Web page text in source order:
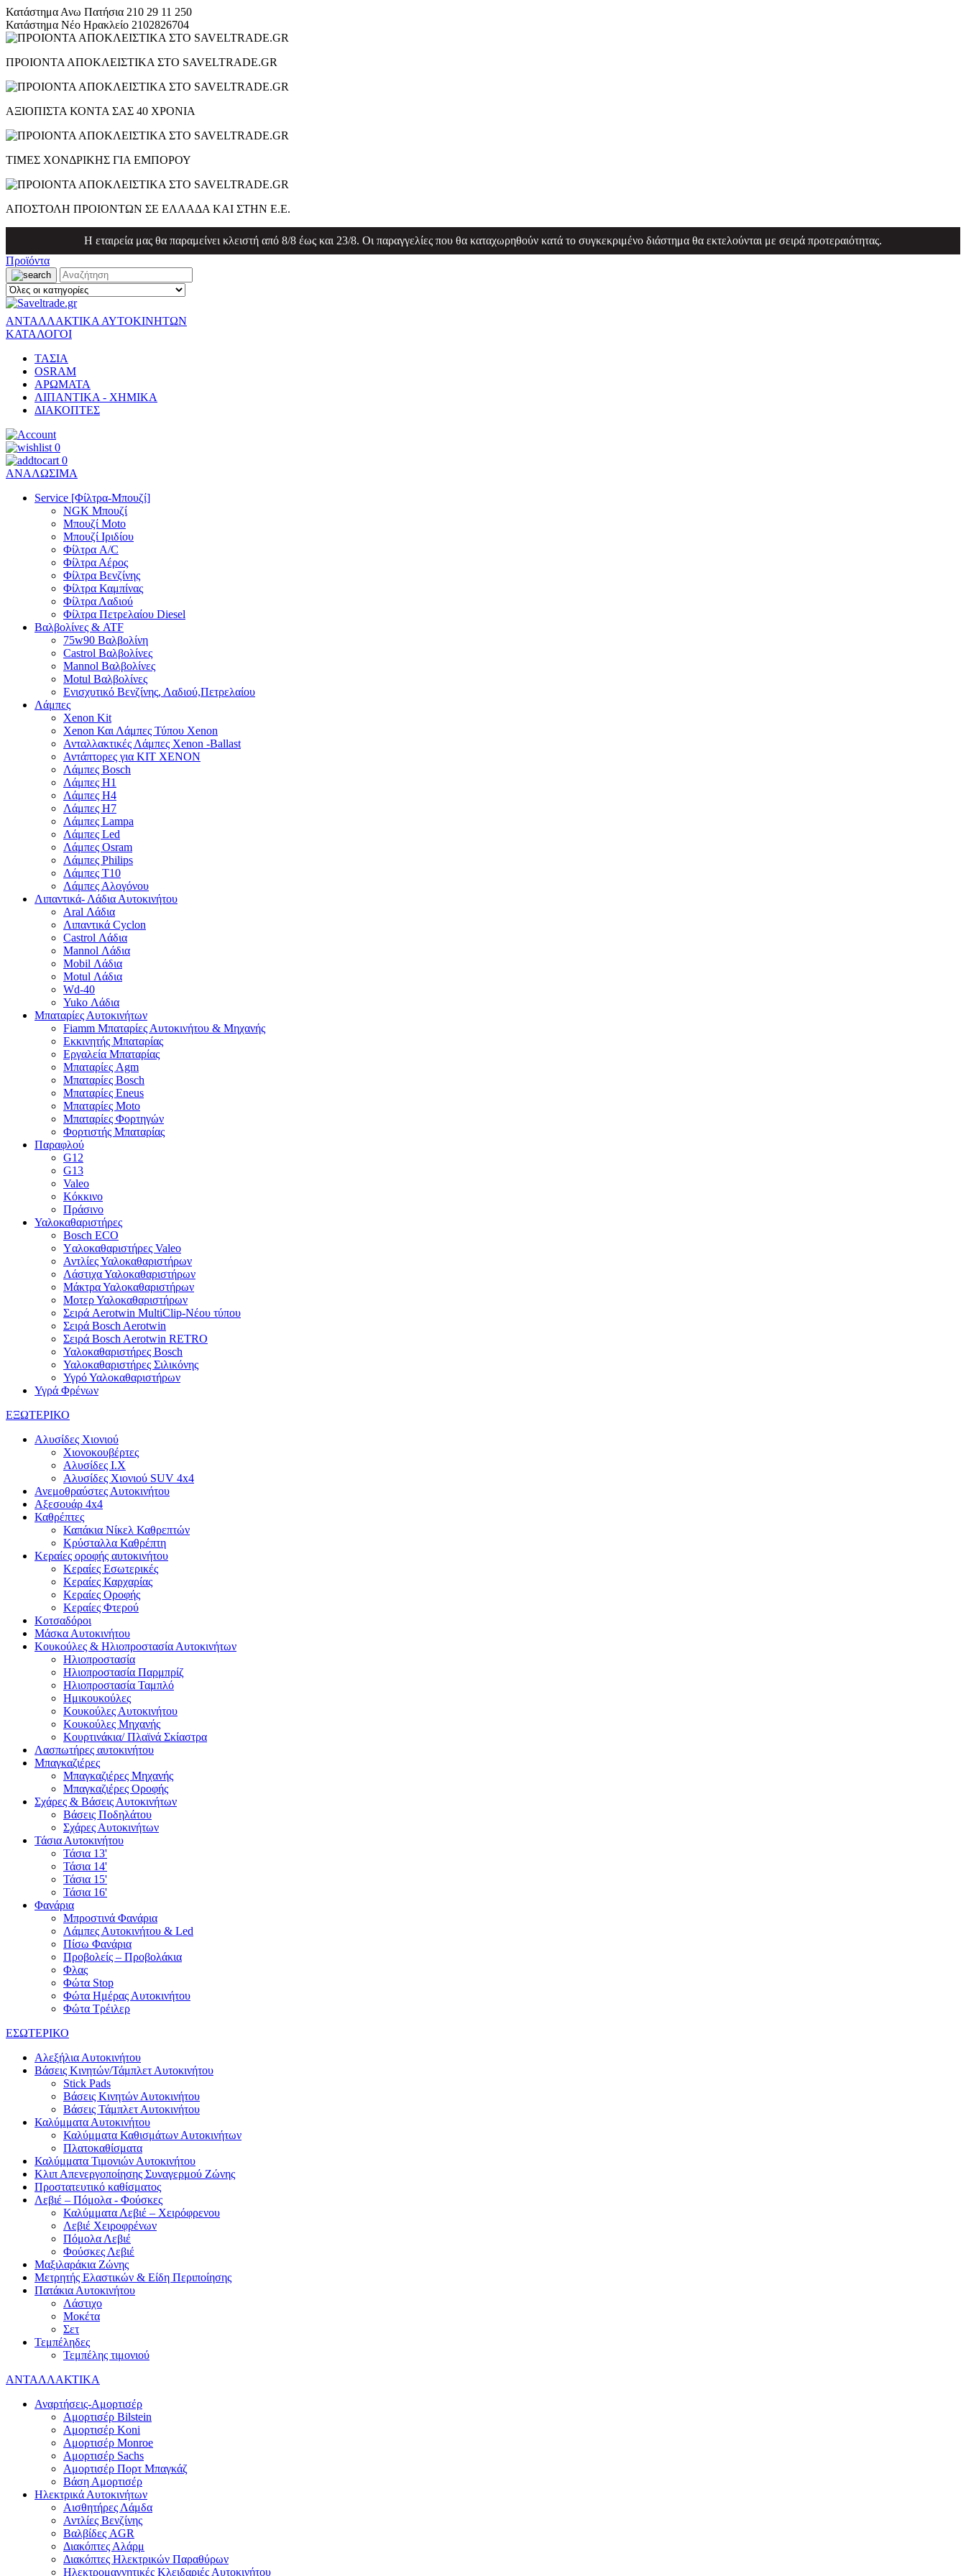
Κατάστημα Ανω Πατήσια 210 29 11 250
Κατάστημα Νέο Ηρακλείο 2102826704
ΠΡΟΙΟΝΤΑ ΑΠΟΚΛΕΙΣΤΙΚΑ ΣΤΟ SAVELTRADE.GR
ΑΞΙΟΠΙΣΤΑ ΚΟΝΤΑ ΣΑΣ 40 ΧΡΟΝΙΑ
ΤΙΜΕΣ ΧΟΝΔΡΙΚΗΣ ΓΙΑ ΕΜΠΟΡΟΥ
ΑΠΟΣΤΟΛΗ ΠΡΟΙΟΝΤΩΝ ΣΕ ΕΛΛΑΔΑ ΚΑΙ ΣΤΗΝ Ε.Ε.
Η εταιρεία μας θα παραμείνει κλειστή από 8/8 έως και 23/8. Οι παραγγελίες που θα καταχωρηθούν κατά το συγκεκριμένο διάστημα θα εκτελούνται με σειρά προτεραιότητας.
Προϊόντα
ΑΝΤΑΛΛΑΚΤΙΚΑ ΑΥΤΟΚΙΝΗΤΩΝ
ΚΑΤΑΛΟΓΟΙ
ΤΑΣΙΑ
OSRAM
ΑΡΩΜΑΤΑ
ΛΙΠΑΝΤΙΚΑ - ΧΗΜΙΚΑ
ΔΙΑΚΟΠΤΕΣ
0
0
ΑΝΑΛΩΣΙΜΑ
Service [Φίλτρα-Μπουζί]
NGK Μπουζί
Μπουζί Moto
Μπουζί Ιριδίου
Φίλτρα A/C
Φίλτρα Αέρος
Φίλτρα Βενζίνης
Φίλτρα Καμπίνας
Φίλτρα Λαδιού
Φίλτρα Πετρελαίου Diesel
Βαλβολίνες & ATF
75w90 Βαλβολίνη
Castrol Βαλβολίνες
Mannol Βαλβολίνες
Motul Βαλβολίνες
Ενισχυτικό Βενζίνης, Λαδιού,Πετρελαίου
Λάμπες
Xenon Kit
Xenon Και Λάμπες Τύπου Xenon
Ανταλλακτικές Λάμπες Xenon -Ballast
Αντάπτορες για ΚΙΤ ΧΕΝΟΝ
Λάμπες Bosch
Λάμπες H1
Λάμπες H4
Λάμπες H7
Λάμπες Lampa
Λάμπες Led
Λάμπες Osram
Λάμπες Philips
Λάμπες T10
Λάμπες Αλογόνου
Λιπαντικά- Λάδια Αυτοκινήτου
Aral Λάδια
Λιπαντικά Cyclon
Castrol Λάδια
Mannol Λάδια
Mobil Λάδια
Motul Λάδια
Wd-40
Yuko Λάδια
Μπαταρίες Αυτοκινήτων
Fiamm Μπαταρίες Αυτοκινήτου & Μηχανής
Εκκινητής Μπαταρίας
Εργαλεία Μπαταρίας
Μπαταρίες Agm
Μπαταρίες Bosch
Μπαταρίες Eneus
Μπαταρίες Moto
Μπαταρίες Φορτηγών
Φορτιστής Μπαταρίας
Παραφλού
G12
G13
Valeo
Κόκκινο
Πράσινο
Υαλοκαθαριστήρες
Bosch ECO
Yαλοκαθαριστήρες Valeo
Αντλίες Υαλοκαθαριστήρων
Λάστιχα Υαλοκαθαριστήρων
Μάκτρα Υαλοκαθαριστήρων
Μοτερ Υαλοκαθαριστήρων
Σειρά Aerotwin MultiClip-Νέου τύπου
Σειρά Bosch Aerotwin
Σειρά Bosch Aerotwin RETRO
Υαλοκαθαριστήρες Bosch
Υαλοκαθαριστήρες Σιλικόνης
Υγρό Υαλοκαθαριστήρων
Υγρά Φρένων
ΕΞΩΤΕΡΙΚΟ
Αλυσίδες Χιονιού
Χιονοκουβέρτες
Αλυσίδες I.X
Αλυσίδες Χιονιού SUV 4x4
Ανεμοθραύστες Αυτοκινήτου
Αξεσουάρ 4x4
Καθρέπτες
Καπάκια Νίκελ Καθρεπτών
Κρύσταλλα Καθρέπτη
Κεραίες οροφής αυτοκινήτου
Κεραίες Εσωτερικές
Κεραίες Καρχαρίας
Κεραίες Οροφής
Κεραίες Φτερού
Κοτσαδόροι
Μάσκα Αυτοκινήτου
Κουκούλες & Ηλιοπροστασία Αυτοκινήτων
Ηλιοπροστασία
Ηλιοπροστασία Παρμπρίζ
Ηλιοπροστασία Ταμπλό
Ημικουκούλες
Κουκούλες Αυτοκινήτου
Κουκούλες Μηχανής
Κουρτινάκια/ Πλαϊνά Σκίαστρα
Λασπωτήρες αυτοκινήτου
Μπαγκαζιέρες
Μπαγκαζιέρες Μηχανής
Μπαγκαζιέρες Οροφής
Σχάρες & Βάσεις Αυτοκινήτων
Βάσεις Ποδηλάτου
Σχάρες Αυτοκινήτων
Τάσια Αυτοκινήτου
Τάσια 13'
Τάσια 14'
Τάσια 15'
Τάσια 16'
Φανάρια
Μπροστινά Φανάρια
Λάμπες Αυτοκινήτου & Led
Πίσω Φανάρια
Προβολείς – Προβολάκια
Φλας
Φώτα Stop
Φώτα Ημέρας Αυτοκινήτου
Φώτα Τρέιλερ
ΕΣΩΤΕΡΙΚΟ
Αλεξήλια Αυτοκινήτου
Βάσεις Κινητών/Τάμπλετ Αυτοκινήτου
Stick Pads
Βάσεις Κινητών Αυτοκινήτου
Βάσεις Τάμπλετ Αυτοκινήτου
Καλύμματα Αυτοκινήτου
Καλύμματα Καθισμάτων Αυτοκινήτων
Πλατοκαθίσματα
Καλύμματα Τιμονιών Αυτοκινήτου
Κλιπ Απενεργοποίησης Συναγερμού Ζώνης
Προστατευτικό καθίσματος
Λεβιέ – Πόμολα - Φούσκες
Καλύμματα Λεβιέ – Χειρόφρενου
Λεβιέ Χειροφρένων
Πόμολα Λεβιέ
Φούσκες Λεβιέ
Μαξιλαράκια Ζώνης
Μετρητής Ελαστικών & Είδη Περιποίησης
Πατάκια Αυτοκινήτου
Λάστιχο
Μοκέτα
Σετ
Τεμπέληδες
Τεμπέλης τιμονιού
ΑΝΤΑΛΛΑΚΤΙΚΑ
Αναρτήσεις-Αμορτισέρ
Αμορτισέρ Bilstein
Αμορτισέρ Koni
Αμορτισέρ Monroe
Αμορτισέρ Sachs
Αμορτισέρ Πορτ Μπαγκάζ
Βάση Αμορτισέρ
Ηλεκτρικά Αυτοκινήτων
Αισθητήρες Λάμδα
Αντλίες Βενζίνης
Βαλβίδες AGR
Διακόπτες Αλάρμ
Διακόπτες Ηλεκτρικών Παραθύρων
Ηλεκτρομαγνητικές Κλειδαριές Αυτοκινήτου